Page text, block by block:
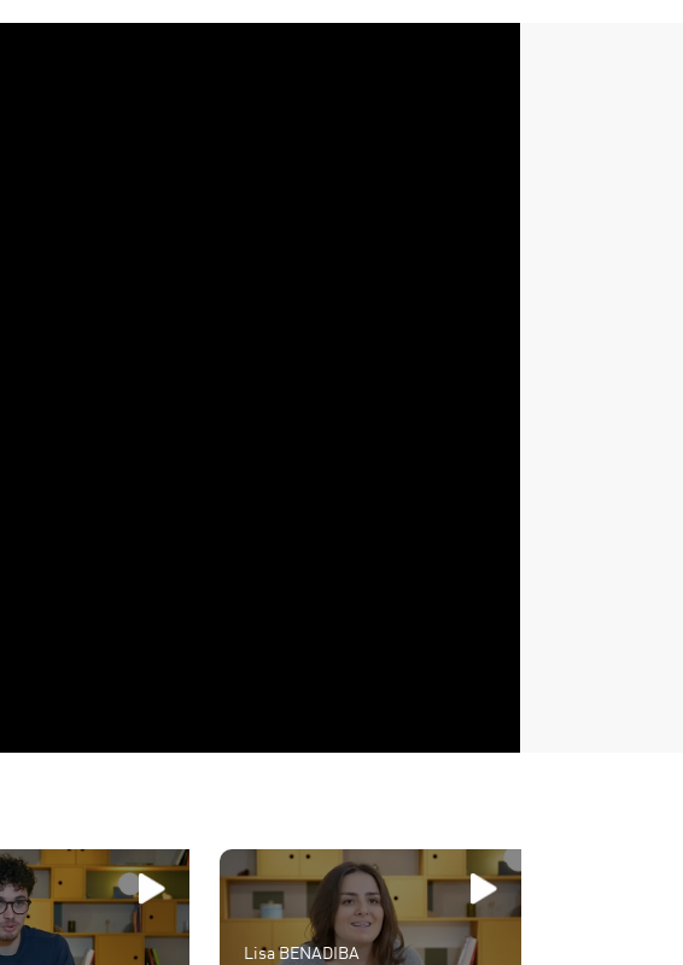
Lisa BENADIBA